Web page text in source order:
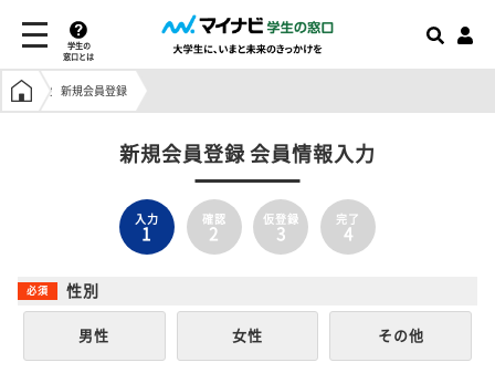
学生の
窓口とは
学生の窓口トップ
新規会員登録
新規会員登録 会員情報入力
入力
1
確認
2
仮登録
3
完了
4
性別
男性 女性 その他